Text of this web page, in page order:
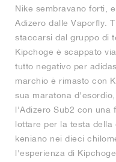
Nike sembravano forti,
Adizero dalle Vaporfly.
staccarsi dal gruppo di
Kipchoge è scappato
tutto negativo per
marchio è rimasto con
sua maratona
l'Adizero Sub2 con una
lottare per la testa
keniano nei dieci
l'esperienza di